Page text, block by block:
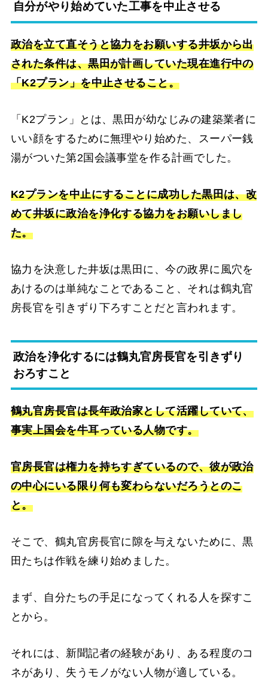
自分がやり始めていた工事を中止させる
政治を立て直そうと協力をお願いする井坂から出
された条件は、黒田が計画していた現在進行中の
「K2プラン」を中止させること。
「K2プラン」とは、黒田が幼なじみの建築業者に
いい顔をするために無理やり始めた、スーパー銭
湯がついた第2国会議事堂を作る計画でした。
K2プランを中止にすることに成功した黒田は、改
めて井坂に政治を浄化する協力をお願いしまし
た。
協力を決意した井坂は黒田に、今の政界に風穴を
あけるのは単純なことであること、それは鶴丸官
房長官を引きずり下ろすことだと言われます。
政治を浄化するには鶴丸官房長官を引きずり
おろすこと
鶴丸官房長官は長年政治家として活躍していて、
事実上国会を牛耳っている人物です。
官房長官は権力を持ちすぎているので、彼が政治
の中心にいる限り何も変わらないだろうとのこ
と。
そこで、鶴丸官房長官に隙を与えないために、黒
田たちは作戦を練り始めました。
まず、自分たちの手足になってくれる人を探すこ
とから。
それには、新聞記者の経験があり、ある程度のコ
ネがあり、失うモノがない人物が適している。